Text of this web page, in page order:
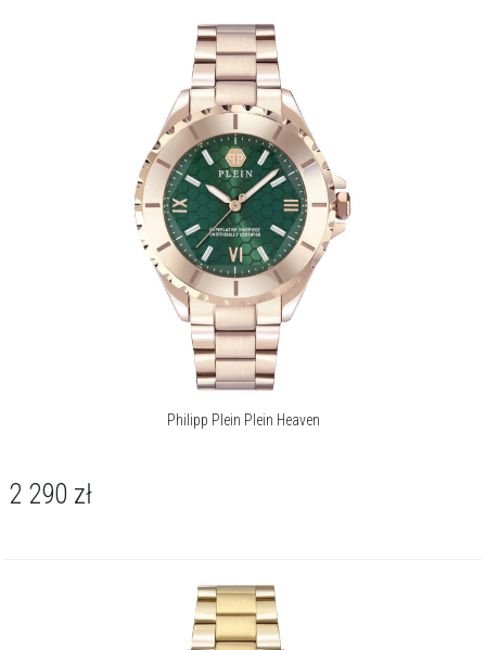
Philipp Plein Plein Heaven
2 290 zł